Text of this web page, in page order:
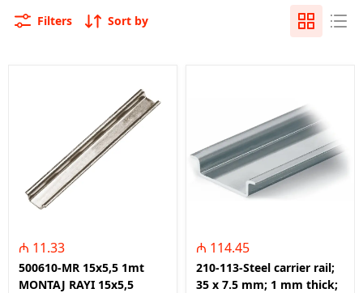
Filters Sort by
₼ 11.33
500610-MR 15x5,5 1mt
MONTAJ RAYI 15x5,5
₼ 114.45
210-113-Steel carrier rail;
35 x 7.5 mm; 1 mm thick;